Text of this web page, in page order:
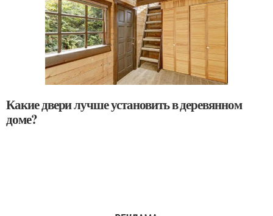
Какие двери лучше установить в деревянном
доме?